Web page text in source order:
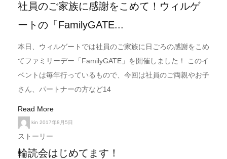
社員のご家族に感謝をこめて！ウィルゲ
ートの「FamilyGATE...
本日、ウィルゲートでは社員のご家族に日ごろの感謝をこめ
てファミリーデー「FamilyGATE」を開催しました！ このイ
ベントは毎年行っているもので、今回は社員のご両親やお子
さん、パートナーの方など14
Read More
kin 2017年8月5日
ストーリー
輪読会はじめてます！